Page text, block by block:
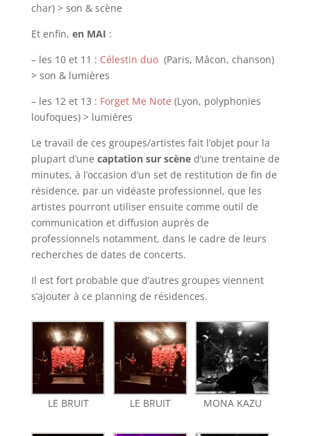
char) > son & scène
Et enfin, en MAI :
– les 10 et 11 : Célestin duo (Paris, Mâcon, chanson)
> son & lumières
– les 12 et 13 : Forget Me Note (Lyon, polyphonies
loufoques) > lumières
Le travail de ces groupes/artistes fait l’objet pour la
plupart d’une captation sur scèned’une trentaine de
minutes, à l’occasion d’un set de restitution de fin de
résidence, par un vidéaste professionnel, que les
artistes pourront utiliser ensuite comme outil de
communication et diffusion auprès de
professionnels notamment, dans le cadre de leurs
recherches de dates de concerts.
Il est fort probable que d’autres groupes viennent
s’ajouter à ce planning de résidences.
LE BRUIT LE BRUIT MONA KAZU